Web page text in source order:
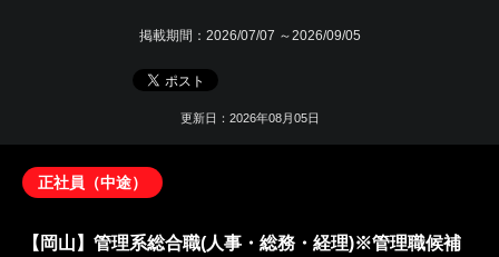
掲載期間： 2026/07/07 ～2026/09/05
更新日：2026年08月05日
正社員（中途）
【岡山】管理系総合職(人事・総務・経理)※管理職候補